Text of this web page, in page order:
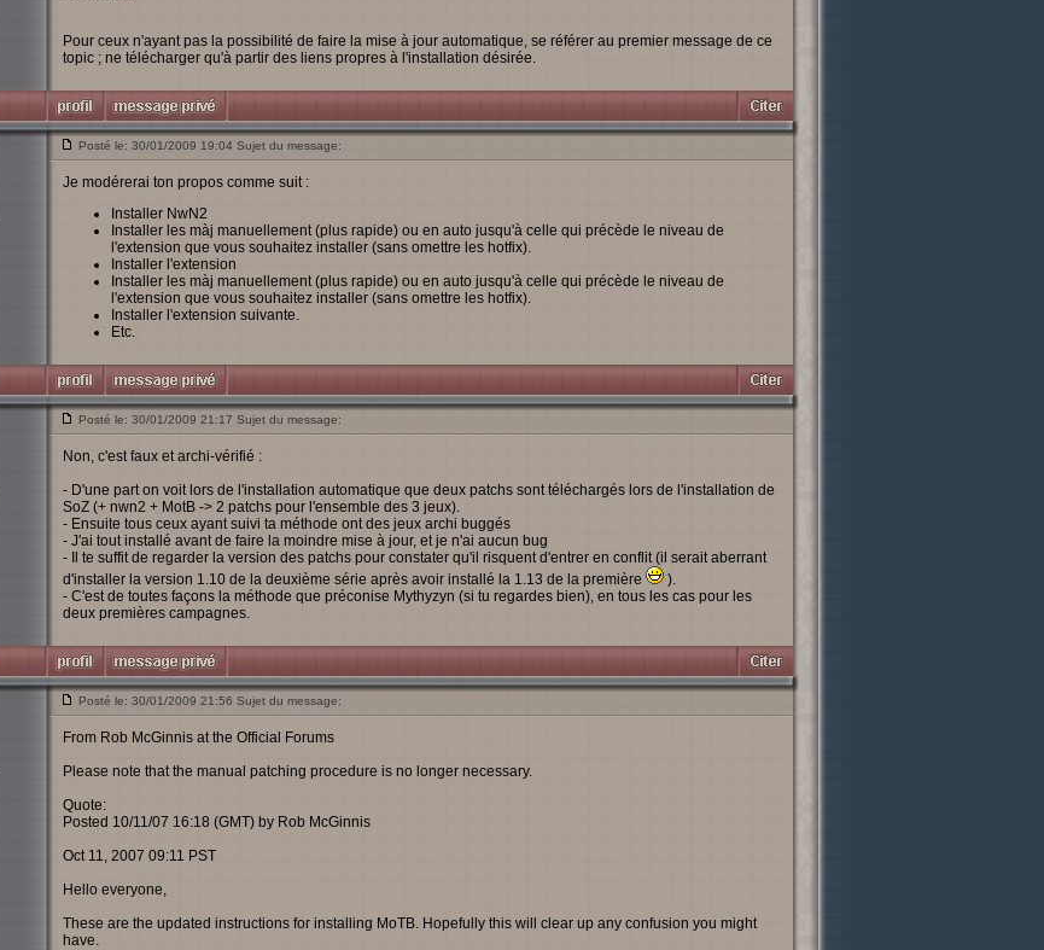
Pour ceux n'ayant pas la possibilité de faire la mise à jour automatique, se référer au premier message de ce
topic ; ne télécharger qu'à partir des liens propres à l'installation désirée.
Posté le: 30/01/2009 19:04 Sujet du message:
Je modérerai ton propos comme suit :
Installer NwN2
Installer les màj manuellement (plus rapide) ou en auto jusqu'à celle qui précède le niveau de
l'extension que vous souhaitez installer (sans omettre les hotfix).
Installer l'extension
Installer les màj manuellement (plus rapide) ou en auto jusqu'à celle qui précède le niveau de
l'extension que vous souhaitez installer (sans omettre les hotfix).
Installer l'extension suivante.
Etc.
Posté le: 30/01/2009 21:17 Sujet du message:
Non, c'est faux et archi-vérifié :
- D'une part on voit lors de l'installation automatique que deux patchs sont téléchargés lors de l'installation de
SoZ (+ nwn2 + MotB -> 2 patchs pour l'ensemble des 3 jeux).
- Ensuite tous ceux ayant suivi ta méthode ont des jeux archi buggés
- J'ai tout installé avant de faire la moindre mise à jour, et je n'ai aucun bug
- Il te suffit de regarder la version des patchs pour constater qu'il risquent d'entrer en conflit (il serait aberrant
d'installer la version 1.10 de la deuxième série après avoir installé la 1.13 de la première
).
- C'est de toutes façons la méthode que préconise Mythyzyn (si tu regardes bien), en tous les cas pour les
deux premières campagnes.
Posté le: 30/01/2009 21:56 Sujet du message:
From Rob McGinnis at the Official Forums
Please note that the manual patching procedure is no longer necessary.
Quote:
Posted 10/11/07 16:18 (GMT) by Rob McGinnis
Oct 11, 2007 09:11 PST
Hello everyone,
These are the updated instructions for installing MoTB. Hopefully this will clear up any confusion you might
have.